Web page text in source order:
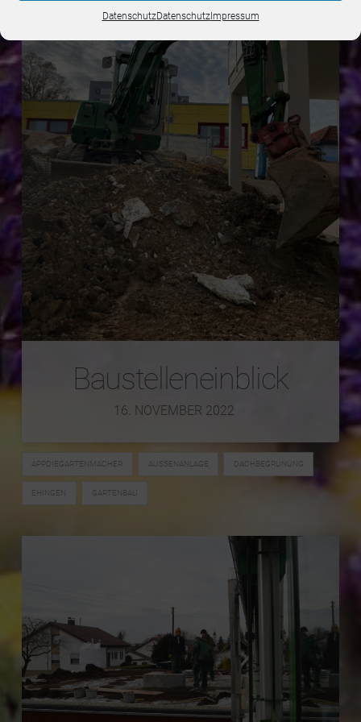
DatenschutzDatenschutzImpressum
Baustelleneinblick
16. NOVEMBER 2022
APPDIEGARTENMACHER AUSSENANLAGE DACHBEGRÜNUNG
EHINGEN GARTENBAU